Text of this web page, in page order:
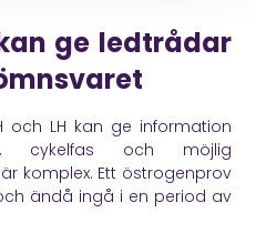
ge ledtrådar
och LH kan ge information
cykelfas och möjlig
komplex. Ett östrogenprov
ändå ingå i en period av